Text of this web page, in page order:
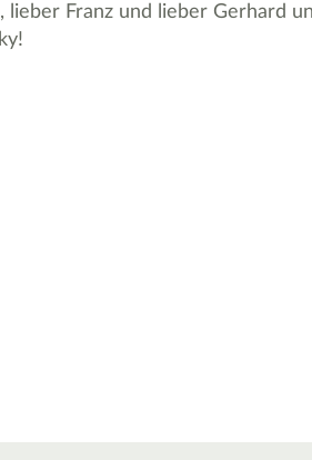
lieber Franz und lieber Gerhard